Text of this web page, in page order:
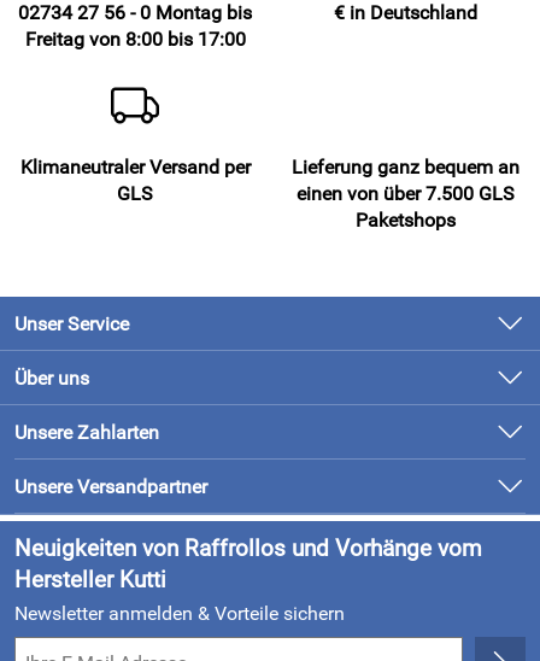
02734 27 56 - 0 Montag bis
Freitag von 8:00 bis 17:00
€ in Deutschland
Klimaneutraler Versand per
GLS
Lieferung ganz bequem an
einen von über 7.500 GLS
Paketshops
Unser Service
Kontakt
Newsletter
Retourenabwicklung
Lieferung & Bezahlung
Kundenlogin
Über uns
Unsere Bestseller
Marken
Neu
Unsere Zahlarten
Unsere Versandpartner
Neuigkeiten von Raffrollos und Vorhänge vom
Hersteller Kutti
Newsletter anmelden & Vorteile sichern